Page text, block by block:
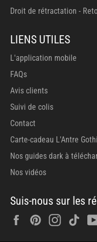
Droit de rétractation -
LIENS UTILES
L'application mobile
FAQs
Avis clients
Suivi de colis
Contact
Carte-cadeau L'Antre
Nos guides dark à
Nos vidéos
Suis-nous sur les
FacebookPinterestInstagram